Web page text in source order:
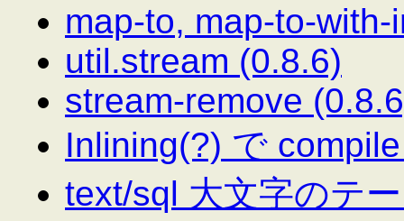
map-to, map-to-
util.stream (0.8.6)
stream-remove
Inlining(?) で
text/sql 大文字のテ